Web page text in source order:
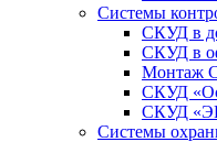
Системы
СКУД в
СКУД в
Монтаж
СКУД
СКУД
Системы